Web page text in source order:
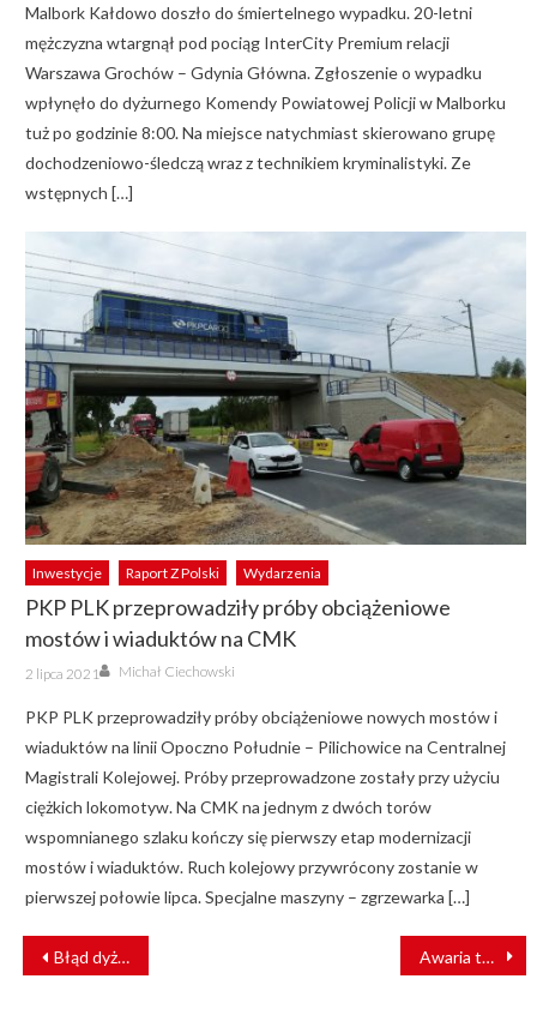
Malbork Kałdowo doszło do śmiertelnego wypadku. 20-letni
mężczyzna wtargnął pod pociąg InterCity Premium relacji
Warszawa Grochów – Gdynia Główna. Zgłoszenie o wypadku
wpłynęło do dyżurnego Komendy Powiatowej Policji w Malborku
tuż po godzinie 8:00. Na miejsce natychmiast skierowano grupę
dochodzeniowo-śledczą wraz z technikiem kryminalistyki. Ze
wstępnych […]
Inwestycje Raport Z Polski Wydarzenia
PKP PLK przeprowadziły próby obciążeniowe
mostów i wiaduktów na CMK
Posted
on
2 lipca 2021 Author
Michał Ciechowski
PKP PLK przeprowadziły próby obciążeniowe nowych mostów i
wiaduktów na linii Opoczno Południe – Pilichowice na Centralnej
Magistrali Kolejowej. Próby przeprowadzone zostały przy użyciu
ciężkich lokomotyw. Na CMK na jednym z dwóch torów
wspomnianego szlaku kończy się pierwszy etap modernizacji
mostów i wiaduktów. Ruch kolejowy przywrócony zostanie w
pierwszej połowie lipca. Specjalne maszyny – zgrzewarka […]
NAWIGACJA
WPISU
Błąd dyżurnego ruchu – raport po katastrofie kolejowej w Grecji Awaria taboru PKP Intercity. Poranne utrudnienia pod Warszawą